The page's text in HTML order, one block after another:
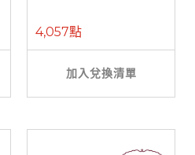
4,057點
加入兌換清單